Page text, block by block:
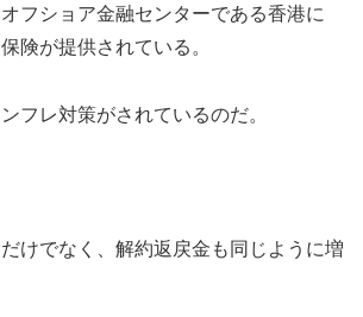
フショア金融センターである香港に
険が提供されている。
フレ対策がされているのだ。
けでなく、解約返戻金も同じように増